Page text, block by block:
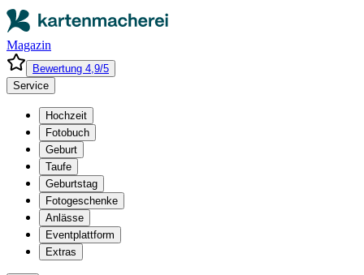
Magazin
Bewertung 4,9/5
Service
Hochzeit
Fotobuch
Geburt
Taufe
Geburtstag
Fotogeschenke
Anlässe
Eventplattform
Extras